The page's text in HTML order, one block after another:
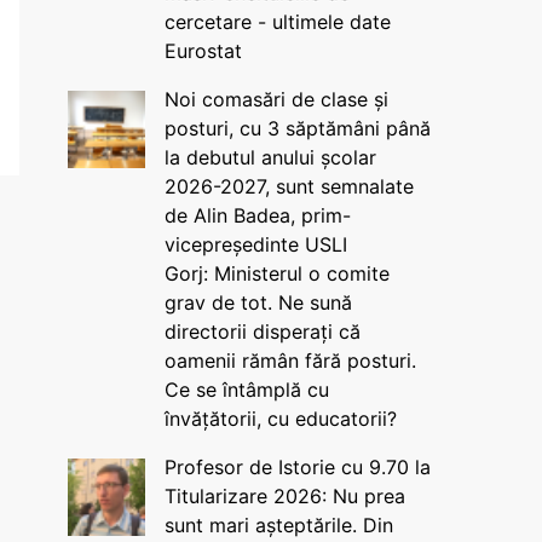
cercetare - ultimele date
Eurostat
Noi comasări de clase și
posturi, cu 3 săptămâni până
la debutul anului școlar
2026-2027, sunt semnalate
de Alin Badea, prim-
vicepreședinte USLI
Gorj: Ministerul o comite
grav de tot. Ne sună
directorii disperați că
oamenii rămân fără posturi.
Ce se întâmplă cu
învățătorii, cu educatorii?
Profesor de Istorie cu 9.70 la
Titularizare 2026: Nu prea
sunt mari așteptările. Din